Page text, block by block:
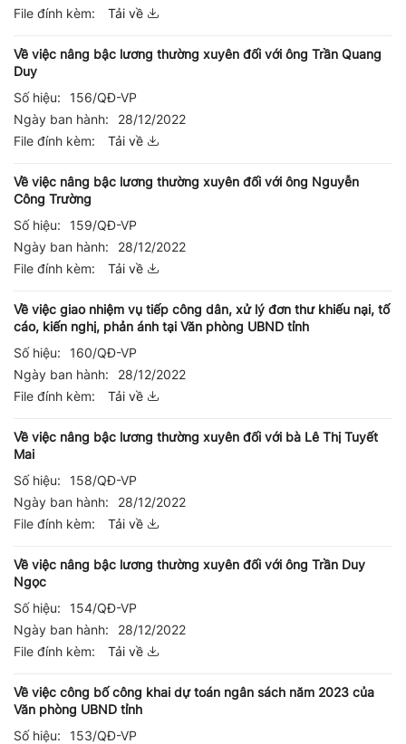
File đính kèm:
Tải về
Về việc nâng bậc lương thường xuyên đối với ông Trần Quang
Duy
Số hiệu:
156/QĐ-VP
Ngày ban hành:
28/12/2022
File đính kèm:
Tải về
Về việc nâng bậc lương thường xuyên đối với ông Nguyễn
Công Trường
Số hiệu:
159/QĐ-VP
Ngày ban hành:
28/12/2022
File đính kèm:
Tải về
Về việc giao nhiệm vụ tiếp công dân, xử lý đơn thư khiếu nại, tố
cáo, kiến nghị, phản ánh tại Văn phòng UBND tỉnh
Số hiệu:
160/QĐ-VP
Ngày ban hành:
28/12/2022
File đính kèm:
Tải về
Về việc nâng bậc lương thường xuyên đối với bà Lê Thị Tuyết
Mai
Số hiệu:
158/QĐ-VP
Ngày ban hành:
28/12/2022
File đính kèm:
Tải về
Về việc nâng bậc lương thường xuyên đối với ông Trần Duy
Ngọc
Số hiệu:
154/QĐ-VP
Ngày ban hành:
28/12/2022
File đính kèm:
Tải về
Về việc công bố công khai dự toán ngân sách năm 2023 của
Văn phòng UBND tỉnh
Số hiệu:
153/QĐ-VP